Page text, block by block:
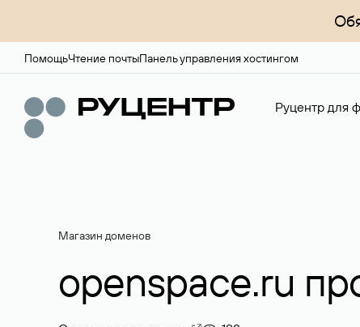
ПомощьЧтение почтыПанель управления хостингом
Руцентр для
Магазин доменов
openspace.ru